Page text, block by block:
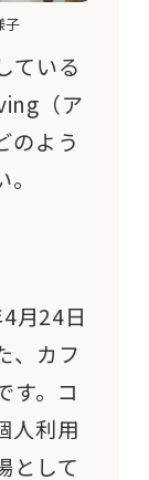
子
ている
（ア
のよう
月24日
、カフ
す。コ
人利用
として